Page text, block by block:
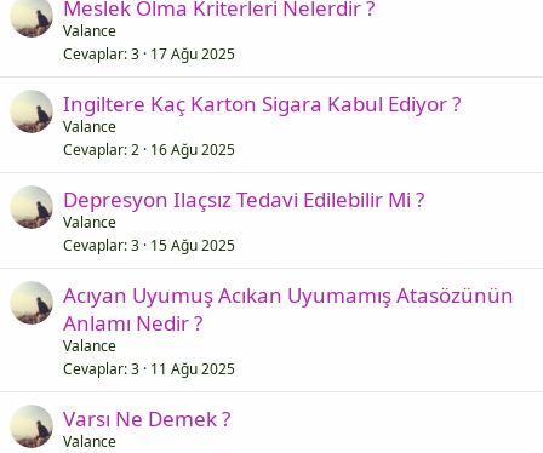
Meslek Olma Kriterleri Nelerdir ?
Valance
Cevaplar 3 17 Ağu 2025
Ingiltere Kaç Karton Sigara Kabul Ediyor ?
Valance
Cevaplar 2 16 Ağu 2025
Depresyon Ilaçsız Tedavi Edilebilir Mi ?
Valance
Cevaplar 3 15 Ağu 2025
Acıyan Uyumuş Acıkan Uyumamış Atasözünün
Anlamı Nedir ?
Valance
Cevaplar 3 11 Ağu 2025
Varsı Ne Demek ?
Valance